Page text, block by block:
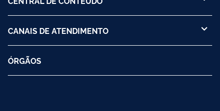
CANAIS DE ATENDIMENTO
ÓRGÃOS